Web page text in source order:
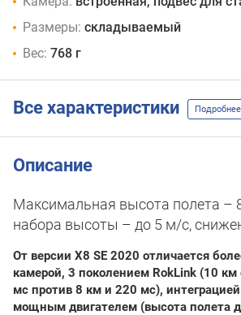
Размеры: складываемый
Вес: 768 г
Все характеристики Подробнее
Описание
Максимальная высота полета –
набора высоты – до 5 м/с,
От версии X8 SE 2020 отличается
камерой, 3 поколением RokLink (10
мс против 8 км и 220 мс),
мощным двигателем (высота полета